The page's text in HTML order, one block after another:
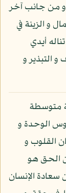
و من جانب آخر
و الزينة في
أيدي
التبذير و
متوسطة
الوحدة و
القلوب و
الحق هو
سعادة الإنسان